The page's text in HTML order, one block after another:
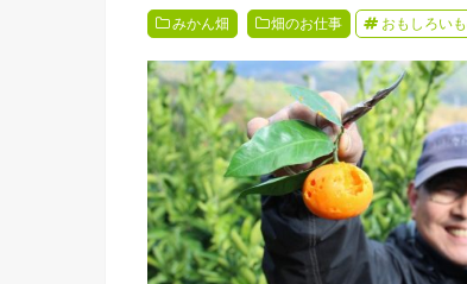
みかん畑 畑のお仕事 おもしろい